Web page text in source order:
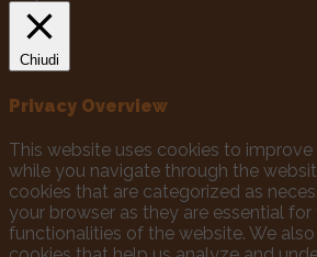
Chiudi
Privacy Overview
This website uses cookies to
while you navigate through the
cookies that are categorized as
your browser as they are essential
functionalities of the website. We